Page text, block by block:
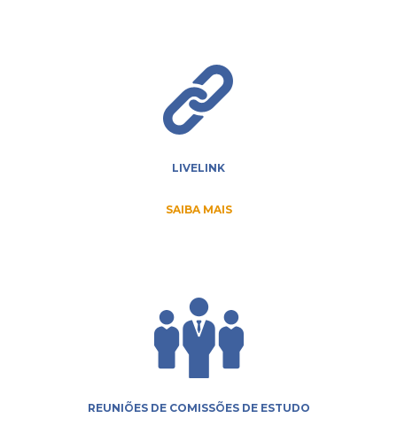
LIVELINK
SAIBA MAIS
REUNIÕES DE COMISSÕES DE ESTUDO